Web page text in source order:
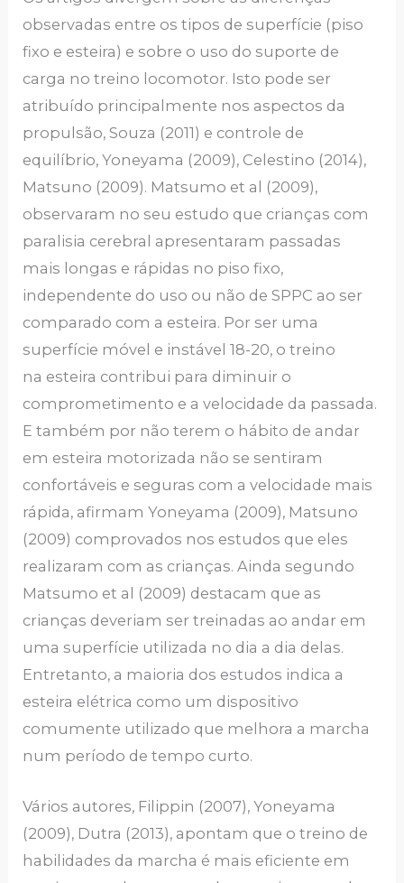
observadas entre os tipos de superfície (piso
fixo e esteira) e sobre o uso do suporte de
carga no treino locomotor. Isto pode ser
atribuído principalmente nos aspectos da
propulsão, Souza (2011) e controle de
equilíbrio, Yoneyama (2009), Celestino (2014),
Matsuno (2009). Matsumo et al (2009),
observaram no seu estudo que crianças com
paralisia cerebral apresentaram passadas
mais longas e rápidas no piso fixo,
independente do uso ou não de SPPC ao ser
comparado com a esteira. Por ser uma
superfície móvel e instável 18-20, o treino
na esteira contribui para diminuir o
comprometimento e a velocidade da passada.
E também por não terem o hábito de andar
em esteira motorizada não se sentiram
confortáveis e seguras com a velocidade mais
rápida, afirmam Yoneyama (2009), Matsuno
(2009) comprovados nos estudos que eles
realizaram com as crianças. Ainda segundo
Matsumo et al (2009) destacam que as
crianças deveriam ser treinadas ao andar em
uma superfície utilizada no dia a dia delas.
Entretanto, a maioria dos estudos indica a
esteira elétrica como um dispositivo
comumente utilizado que melhora a marcha
num período de tempo curto.
Vários autores, Filippin (2007), Yoneyama
(2009), Dutra (2013), apontam que o treino de
habilidades da marcha é mais eficiente em